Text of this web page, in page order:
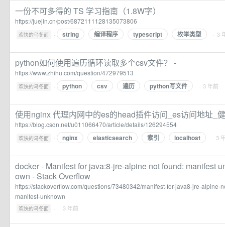
一份不可多得的 TS 学习指南（1.8W字）
https://juejin.cn/post/6872111128135073806
欢快的乌冬面 · string 编译程序 typescript 枚举类型 · 3
python如何使用遍历循环读取多个csv文件？ -
https://www.zhihu.com/question/472979513
欢快的乌冬面 · python csv 遍历 python写文件 · 3 年前
使用nginx 代理内网中的es的head插件访问_es访问地址_
https://blog.csdn.net/u011066470/article/details/126294554
欢快的乌冬面 · nginx elasticsearch 索引 localhost · 3
docker - Manifest for java:8-jre-alpine not found: manifest
own - Stack Overflow
https://stackoverflow.com/questions/73480342/manifest-for-java8-jre-alpine-
manifest-unknown
欢快的乌冬面 · · 3 年前